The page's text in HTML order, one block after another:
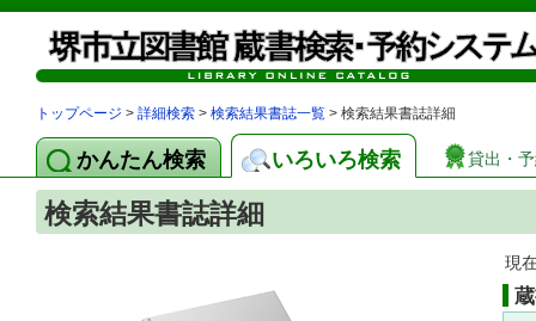
トップページ > 詳細検索 > 検索結果書誌一覧 > 検索結果書誌詳細
かんたん検索 いろいろ検索 貸出・
検索結果書誌詳細
現